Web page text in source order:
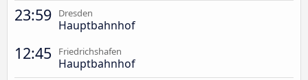
23:59 Dresden
Hauptbahnhof
12:45 Friedrichshafen
Hauptbahnhof